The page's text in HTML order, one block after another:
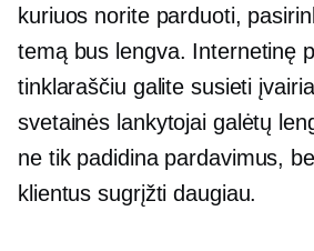
kuriuos norite parduoti,
temą bus lengva. Internetinę
tinklaraščiu galite susieti
svetainės lankytojai galėtų
ne tik padidina pardavimus,
klientus sugrįžti daugiau.